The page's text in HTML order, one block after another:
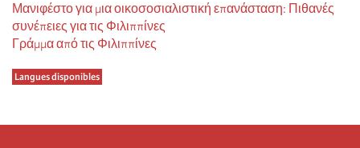
Μανιφέστο για μια οικοσοσιαλιστική επανάσταση: Πιθανές
συνέπειες για τις Φιλιππίνες
Γράμμα από τις Φιλιππίνες
Langues disponibles